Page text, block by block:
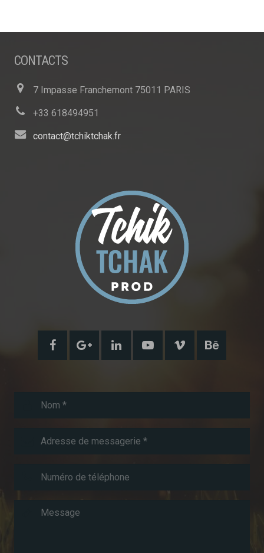
CONTACTS
7 Impasse Franchemont 75011 PARIS
+33 618494951
contact@tchiktchak.fr